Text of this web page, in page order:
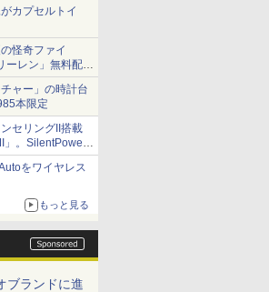
カプセルトイ
怪奇ファイ
ーレン」無料配信
ャー」の時計台
本限定
セリングII搭載
」。SilentPower
をワイヤレス
もっと見る
ブランドに進